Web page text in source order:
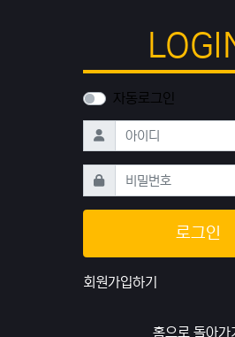
자동로그인
아이디 필수
비밀번호필수
로그인
회원가입하기
홈으로 돌아가